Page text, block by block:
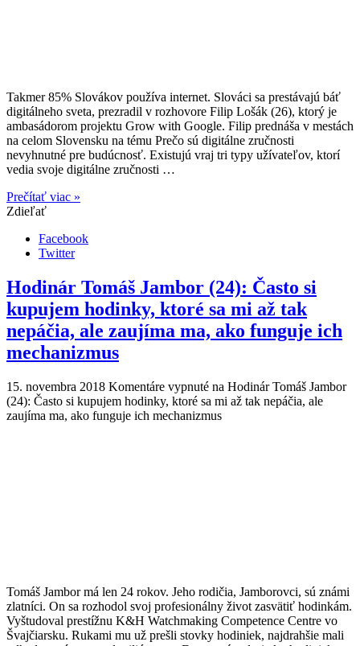
Takmer 85% Slovákov používa internet. Slováci sa prestávajú báť
digitálneho sveta, prezradil v rozhovore Filip Lošák (26), ktorý je
ambasádorom projektu Grow with Google. Filip prednáša v mestách
na celom Slovensku na tému Prečo sú digitálne zručnosti
nevyhnutné pre budúcnosť. Existujú vraj tri typy užívateľov, ktorí
vedia svoje digitálne zručnosti …
Prečítať viac »
Zdieľať
Facebook
Twitter
Hodinár Tomáš Jambor (24): Často si
kupujem hodinky, ktoré sa mi až tak
nepáčia, ale zaujíma ma, ako funguje ich
mechanizmus
15. novembra 2018 Komentáre vypnuté na Hodinár Tomáš Jambor
(24): Často si kupujem hodinky, ktoré sa mi až tak nepáčia, ale
zaujíma ma, ako funguje ich mechanizmus
Tomáš Jambor má len 24 rokov. Jeho rodičia, Jamborovci, sú známi
zlatníci. On sa rozhodol svoj profesionálny život zasvätiť hodinkám.
Vyštudoval prestížnu K&H Watchmaking Competence Centre vo
Švajčiarsku. Rukami mu už prešli stovky hodiniek, najdrahšie mali